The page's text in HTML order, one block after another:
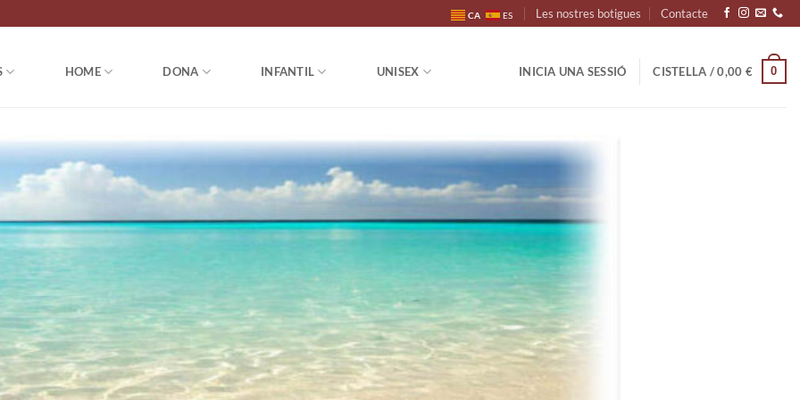
CA ES Les nostres botigues Contacte
HOME DONA INFANTIL UNISEX INICIA UNA SESSIÓ CISTELLA /0,00 € 0